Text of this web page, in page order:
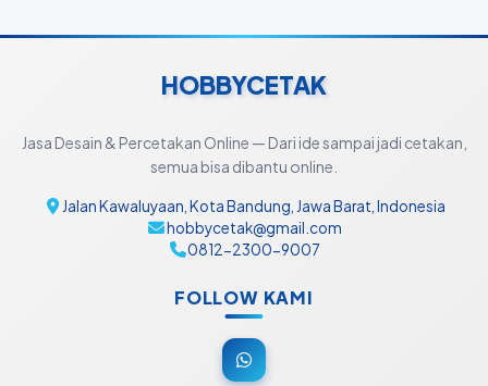
HOBBYCETAK
Jasa Desain & Percetakan Online — Dari ide sampai jadi cetakan,
semua bisa dibantu online.
Jalan Kawaluyaan, Kota Bandung, Jawa Barat, Indonesia
hobbycetak@gmail.com
0812-2300-9007
FOLLOW KAMI